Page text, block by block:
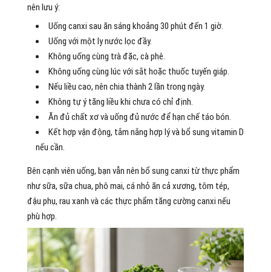
nên lưu ý:
Uống canxi sau ăn sáng khoảng 30 phút đến 1 giờ.
Uống với một ly nước lọc đầy.
Không uống cùng trà đặc, cà phê.
Không uống cùng lúc với sắt hoặc thuốc tuyến giáp.
Nếu liều cao, nên chia thành 2 lần trong ngày.
Không tự ý tăng liều khi chưa có chỉ định.
Ăn đủ chất xơ và uống đủ nước để hạn chế táo bón.
Kết hợp vận động, tắm nắng hợp lý và bổ sung vitamin D
nếu cần.
Bên cạnh viên uống, bạn vẫn nên bổ sung canxi từ thực phẩm
như sữa, sữa chua, phô mai, cá nhỏ ăn cả xương, tôm tép,
đậu phụ, rau xanh và các thực phẩm tăng cường canxi nếu
phù hợp.